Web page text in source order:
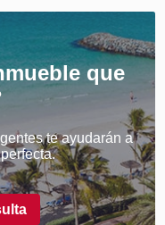
que
te ayudarán a